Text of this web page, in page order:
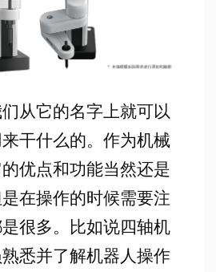
从它的名字上就可以
干什么的。作为机械
优点和功能当然还是
在操作的时候需要注
很多。比如说四轴机
悉并了解机器人操作